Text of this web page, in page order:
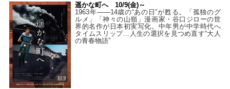
遥かな町へ 10/9(金)～
1963年――14歳の“あの日”が甦る。「孤独のグ
ルメ」「神々の山嶺」漫画家・谷口ジローの世
界的名作が日本初実写化。中年男が中学時代へ
タイムスリップ…人生の選択を見つめ直す“大人
の青春物語”